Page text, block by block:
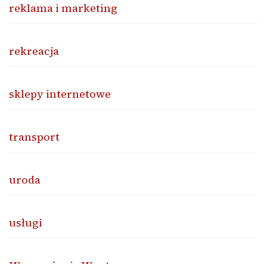
reklama i marketing
rekreacja
sklepy internetowe
transport
uroda
usługi